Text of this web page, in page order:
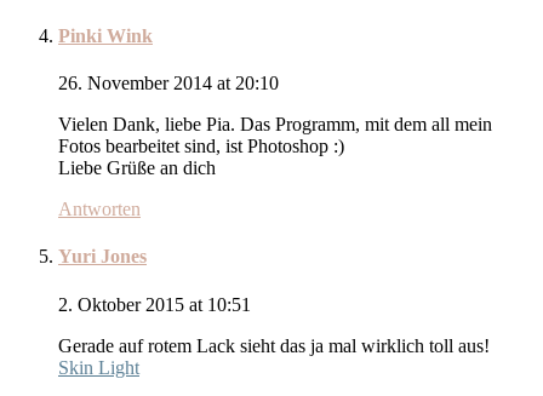
Pinki Wink
26. November 2014 at 20:10
Vielen Dank, liebe Pia. Das Programm, mit dem all mein
Fotos bearbeitet sind, ist Photoshop :)
Liebe Grüße an dich
Antworten
Yuri Jones
2. Oktober 2015 at 10:51
Gerade auf rotem Lack sieht das ja mal wirklich toll aus!
Skin Light